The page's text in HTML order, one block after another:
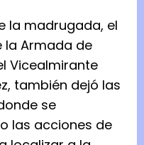
la madrugada, el
la Armada de
Vicealmirante
también dejó las
se
las acciones de